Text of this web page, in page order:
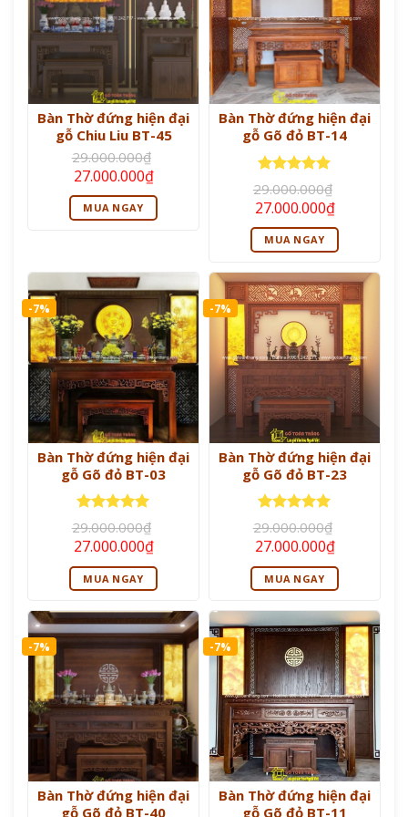
Bàn Thờ đứng hiện đại
gỗ Chiu Liu BT-45
29.000.000₫
Giá
gốc
là:
29.000.000₫.
27.000.000₫Giá
hiện
tại
là:
27.000.000₫.
MUA NGAY
Bàn Thờ đứng hiện đại
gỗ Gõ đỏ BT-14
Được xếp
hạng55
sao
29.000.000₫
Giá
gốc
là:
29.000.000₫.
27.000.000₫Giá
hiện
tại
là:
MUA NGAY
-7%
Bàn Thờ đứng hiện đại
gỗ Gõ đỏ BT-03
Được xếp
hạng55
sao
29.000.000₫
Giá
gốc
là:
29.000.000₫.
27.000.000₫Giá
hiện
tại
là:
27.000.000₫.
MUA NGAY
-7%
Bàn Thờ đứng hiện đại
gỗ Gõ đỏ BT-23
Được xếp
hạng55
sao
29.000.000₫
Giá
gốc
là:
29.000.000₫.
27.000.000₫Giá
hiện
tại
là:
MUA NGAY
-7%
Bàn Thờ đứng hiện đại
gỗ Gõ đỏ BT-40
-7%
Bàn Thờ đứng hiện đại
gỗ Gõ đỏ BT-11